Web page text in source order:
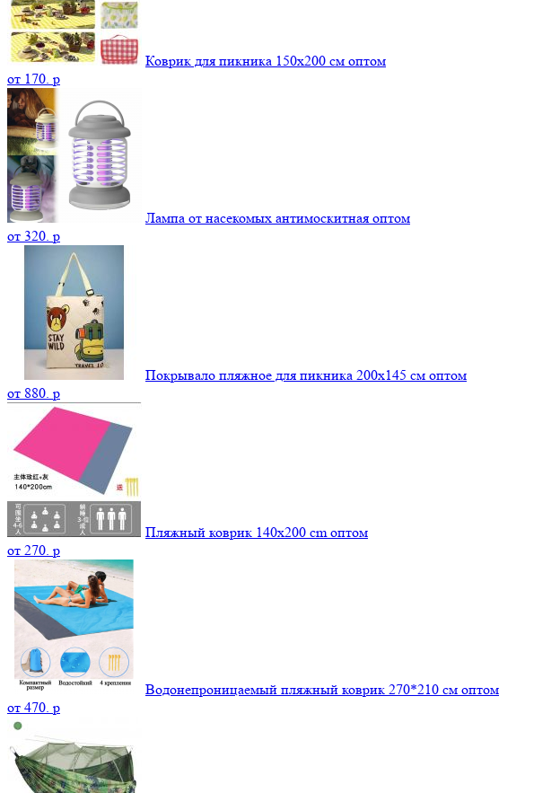
Коврик для пикника 150х200 см оптом
от 170. p
Лампа от насекомых антимоскитная оптом
от 320. p
Покрывало пляжное для пикника 200х145 см оптом
от 880. p
Пляжный коврик 140х200 cm оптом
от 270. p
Водонепроницаемый пляжный коврик 270*210 см оптом
от 470. p